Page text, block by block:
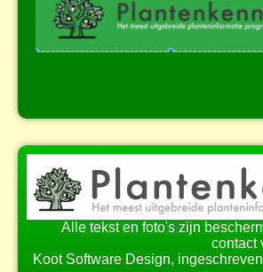
Alle tekst en foto's zijn
contact
Koot Software Design,